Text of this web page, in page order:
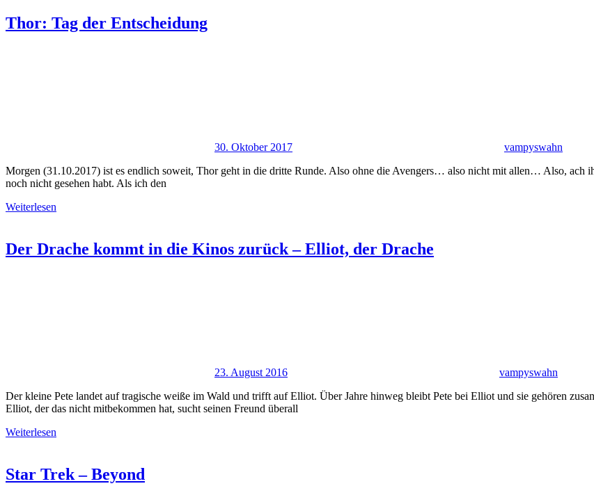
Thor: Tag der Entscheidung
30. Oktober 2017 vampyswahn
Morgen (31.10.2017) ist es endlich soweit, Thor geht in die dritte Runde. Also ohne die Avengers… also nicht mit allen… Also, ach
noch nicht gesehen habt. Als ich den
Weiterlesen
Der Drache kommt in die Kinos zurück – Elliot, der Drache
23. August 2016 vampyswahn
Der kleine Pete landet auf tragische weiße im Wald und trifft auf Elliot. Über Jahre hinweg bleibt Pete bei Elliot und sie gehören
Elliot, der das nicht mitbekommen hat, sucht seinen Freund überall
Weiterlesen
Star Trek – Beyond